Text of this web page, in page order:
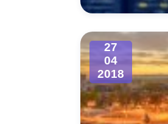
27
04
2018